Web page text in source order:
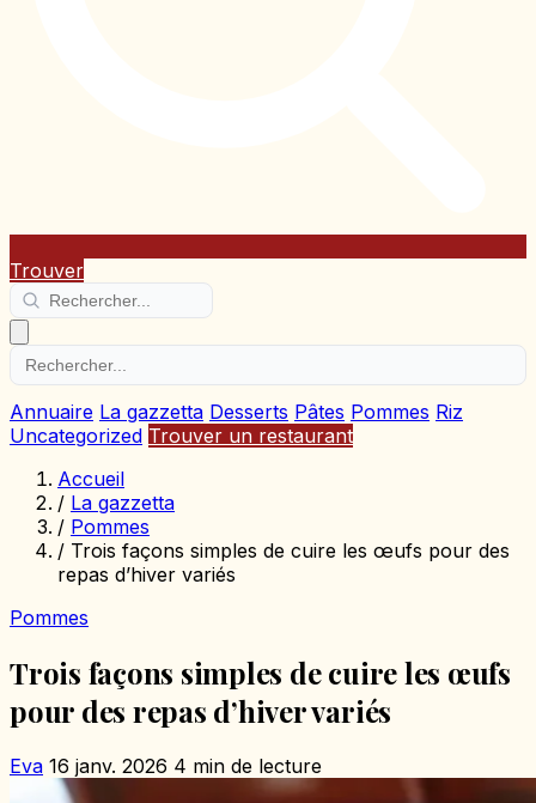
Trouver
Annuaire La gazzetta Desserts Pâtes Pommes Riz
Uncategorized Trouver un restaurant
Accueil
/ La gazzetta
/ Pommes
/ Trois façons simples de cuire les œufs pour des
repas d’hiver variés
Pommes
Trois façons simples de cuire les œufs
pour des repas d’hiver variés
Eva 16 janv. 2026 4 min de lecture